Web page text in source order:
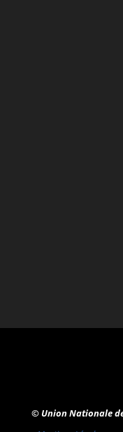
© Union Nationale